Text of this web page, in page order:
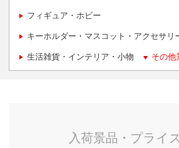
フィギュア・ホビー
キーホルダー・マスコット・アクセサリ
生活雑貨・インテリア・小物 その他